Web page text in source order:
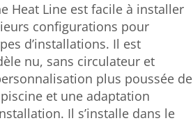
Heat Line est facile à installer
configurations pour
d’installations. Il est
nu, sans circulateur et
plus poussée de
et une adaptation
Il s’installe dans le